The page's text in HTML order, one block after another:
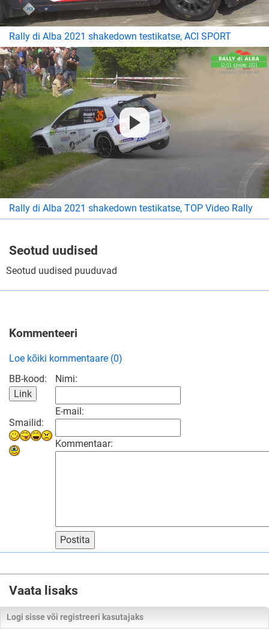
Rally di Alba 2021 shakedown testikatse, ACI SPORT
Rally di Alba 2021 shakedown testikatse, TOP Video Rally
Seotud uudised
Seotud uudised puuduvad
Kommenteeri
Loe kõiki kommentaare (0)
BB-kood:
Smailid:
Nimi:
E-mail:
Kommentaar:
Postita
Vaata lisaks
Logi sisse või registreeri kasutajaks